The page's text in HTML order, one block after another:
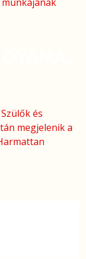
és
megjelenik a